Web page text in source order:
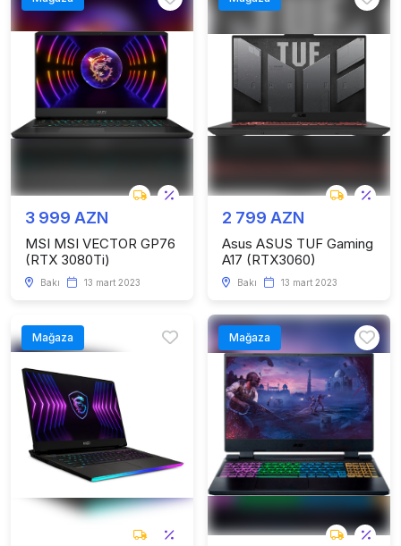
3 999 AZN
MSI MSI VECTOR GP76
(RTX 3080Ti)
Bakı 13 mart 2023
2 799 AZN
Asus ASUS TUF Gaming
A17 (RTX3060)
Bakı 13 mart 2023
Mağaza Mağaza